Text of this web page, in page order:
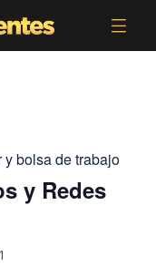
bolsa de trabajo
y Redes